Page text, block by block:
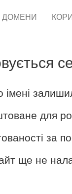
ДОМЕНИ
для
за
ще не